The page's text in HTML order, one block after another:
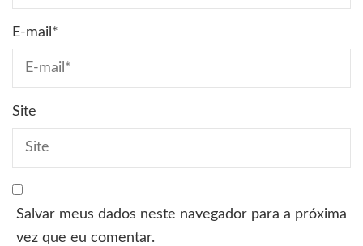
E-mail *
Site
Salvar meus dados neste navegador para a próxima
vez que eu comentar.